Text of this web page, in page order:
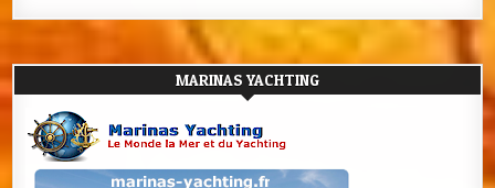
MARINAS YACHTING